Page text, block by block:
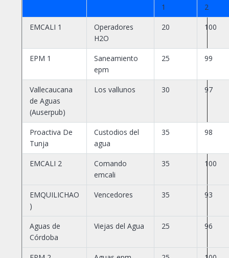
1
2
EMCALI 1
Operadores
H2O
20 100
EPM 1
Saneamiento
epm
25 99
Vallecaucana
de Aguas
(Auserpub)
Los vallunos 30 97
Proactiva De
Tunja
Custodios del
agua
35 98
EMCALI 2
Comando
emcali
35 100
EMQUILICHAO
)
Vencedores 35 93
Aguas de
Córdoba
Viejas del Agua 25 96